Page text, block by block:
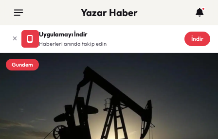
Yazar Haber
Uygulamayı İndir
Haberleri anında takip edin
İndir
Gundem